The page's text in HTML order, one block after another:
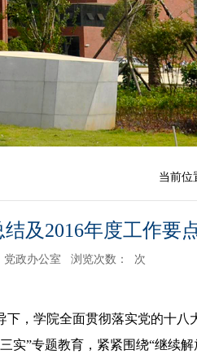
当前位
及2016年度工作要
党政办公室 浏览次数： 次
，学院全面贯彻落实党的十八
实”专题教育，紧紧围绕“继续